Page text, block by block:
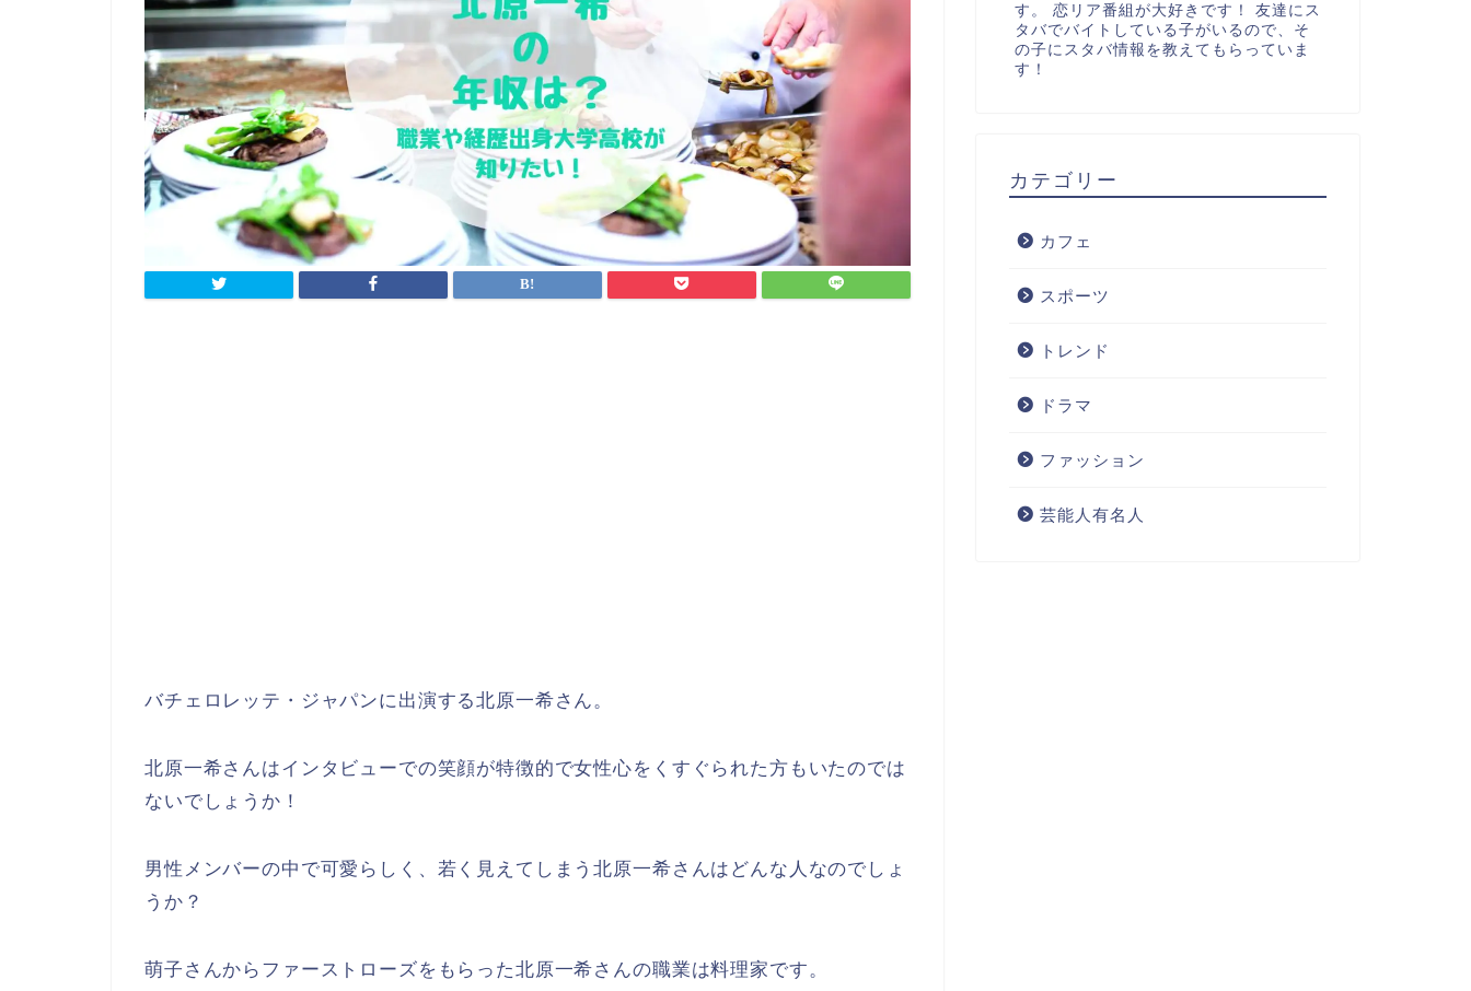
バチェロレッテ・ジャパンに出演する北原一希さん。
北原一希さんはインタビューでの笑顔が特徴的で女性心をくすぐられた方もいたのでは
ないでしょうか！
男性メンバーの中で可愛らしく、若く見えてしまう北原一希さんはどんな人なのでしょ
うか？
萌子さんからファーストローズをもらった北原一希さんの職業は料理家です。
す。 恋リア番組が大好きです！ 友達にス
タバでバイトしている子がいるので、そ
の子にスタバ情報を教えてもらっていま
す！
カテゴリー
カフェ
スポーツ
トレンド
ドラマ
ファッション
芸能人有名人